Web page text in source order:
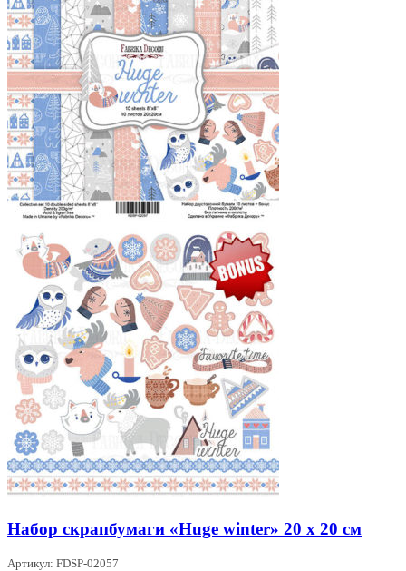
Набор скрапбумаги «Huge winter» 20 x 20 см
Артикул: FDSP-02057